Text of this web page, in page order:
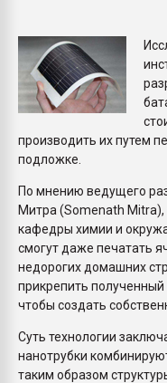
производить их путем
подложке.
По мнению ведущего
Митра (Somenath Mitra),
кафедры химии и
смогут даже печатать
недорогих домашних
прикрепить полученный
чтобы создать
Суть технологии
нанотрубки
таким образом